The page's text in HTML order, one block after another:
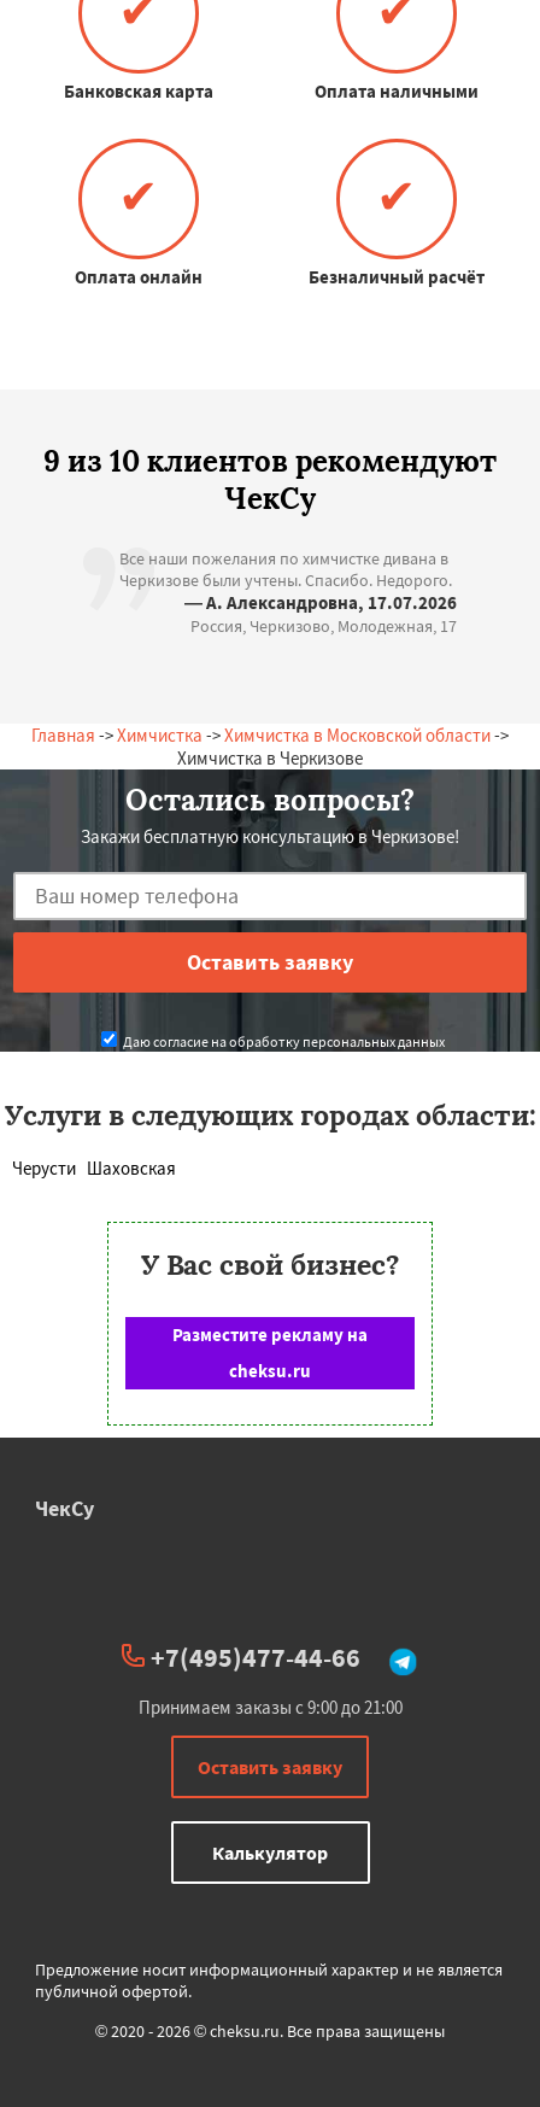
Банковская карта Оплата наличными
✔
Оплата онлайн
✔
Безналичный расчёт
9 из 10 клиентов рекомендуют
ЧекСу
Все наши пожелания по химчистке дивана в
Черкизове были учтены. Спасибо. Недорого.
— А. Александровна, 17.07.2026
Россия, Черкизово, Молодежная, 17
Главная ->Химчистка ->Химчистка в Московской области->
Химчистка в Черкизове
Остались вопросы?
Закажи бесплатную консультацию в Черкизове!
Даю согласие на обработку персональных данных
Услуги в следующих городах области:
Черусти Шаховская
У Вас свой бизнес?
Разместите рекламу на
cheksu.ru
ЧекСу
+7(495)477-44-66
Принимаем заказы с 9:00 до 21:00
Оставить заявку
Калькулятор
Предложение носит информационный характер и не является
публичной офертой.
© 2020 - 2026 © cheksu.ru. Все права защищены